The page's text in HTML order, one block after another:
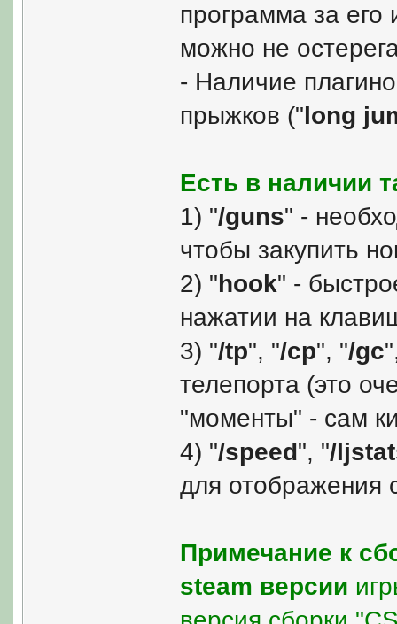
программа за его
можно не
- Наличие
прыжков ("long
Есть в наличии
1) "/guns" -
чтобы закупить
2) "hook" -
нажатии на
3) "/tp", "/cp", "/gc
телепорта (это
"моменты" - сам
4) "/speed", "/
для отображения
Примечание к
steam версии